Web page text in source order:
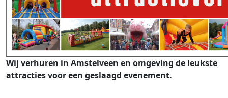
Wij verhuren in Amstelveen en omgeving de leukste
attracties voor een geslaagd evenement.